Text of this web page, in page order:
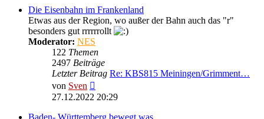
Die Eisenbahn im Frankenland
Etwas aus der Region, wo außer der Bahn auch das "r"
besonders gut rrrrrrollt
Moderator: NES
122 Themen
2497 Beiträge
Letzter Beitrag Re: KBS815 Meiningen/Grimment…
von Sven
Beitrag
27.12.2022 20:29